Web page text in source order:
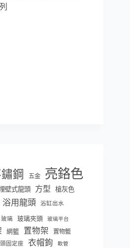
鋼 五金 亮鉻色
壁式龍頭 方型
槍灰色
浴用龍頭 浴缸出水
玻璃 玻璃夾頭 玻璃平台
網籃 置物架
置物籃
固定座 衣帽鉤 軟管